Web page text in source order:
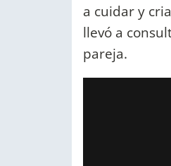
a cuidar y
llevó a
pareja.